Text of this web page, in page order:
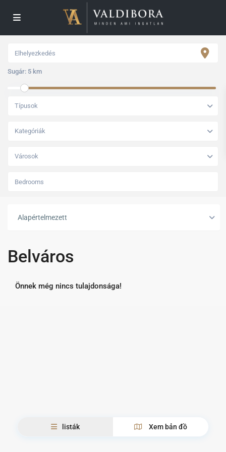
Sugár: 5 km
Típusok
Kategóriák
Városok
Alapértelmezett
Belváros
Önnek még nincs tulajdonsága!
listák Xem bản đồ